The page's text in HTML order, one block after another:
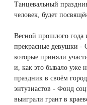
Танцевальный
человек, будет
Весной прошлого
прекрасные девушки -
которые приняли
и, как это бывало уже
праздник в своём
энтузиастов - Фонд
выиграли грант в
Эпиляция диодным
Лазерное
Удаление татуировок
Удаление татуажа
Ультразвуковая
RSL-
Вакуумно-
Beautyliner
Косметология для
Косметология для
Купить
Избавиться от птоза
Избавиться от
Убрать морщины на
Увеличить губы